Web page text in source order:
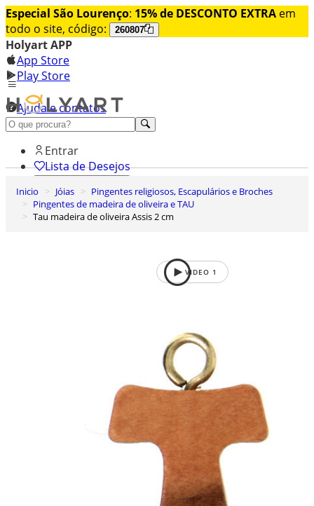
Especial São Lourenço: 15% de DESCONTO EXTRA em
todo o site, código:
260807
Holyart APP
App Store
Play Store
Ajuda e contatos
Conheça premium
Entrar
Lista de Desejos
0
Carrinho de Compras
Inicio Jóias
Pingentes religiosos, Escapulários e Broches
Pingentes de madeira de oliveira e TAU
Tau madeira de oliveira Assis 2 cm
VIDEO 1